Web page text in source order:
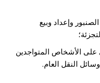
وإعداد وبيع
على الأشخاص المتواجدين
النقل العام.